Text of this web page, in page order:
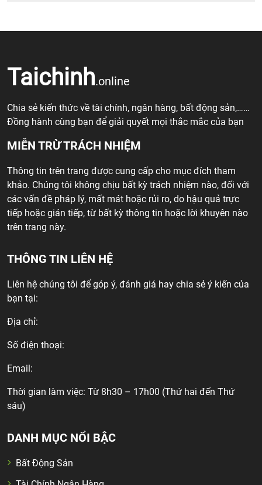
Taichinh.online
Chia sẻ kiến thức về tài chính, ngân hàng, bất động sản,……
Đồng hành cùng bạn để giải quyết mọi thắc mắc của bạn
MIỄN TRỪ TRÁCH NHIỆM
Thông tin trên trang được cung cấp cho mục đích tham
khảo. Chúng tôi không chịu bất kỳ trách nhiệm nào, đối với
các vấn đề pháp lý, mất mát hoặc rủi ro, do hậu quả trực
tiếp hoặc gián tiếp, từ bất kỳ thông tin hoặc lời khuyên nào
trên trang này.
THÔNG TIN LIÊN HỆ
Liên hệ chúng tôi để góp ý, đánh giá hay chia sẻ ý kiến của
bạn tại:
Địa chỉ:
Số điện thoại:
Email:
Thời gian làm việc: Từ 8h30 – 17h00 (Thứ hai đến Thứ
sáu)
DANH MỤC NỔI BẬC
Bất Động Sản